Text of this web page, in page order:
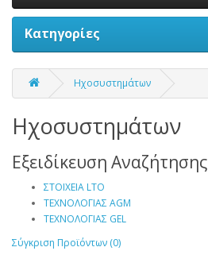
Κατηγορίες
Ηχοσυστημάτων
Ηχοσυστημάτων
Εξειδίκευση Αναζήτησης
ΣΤΟΙΧΕΙΑ LTO
ΤΕΧΝΟΛΟΓΙΑΣ AGM
ΤΕΧΝΟΛΟΓΙΑΣ GEL
Σύγκριση Προϊόντων (0)